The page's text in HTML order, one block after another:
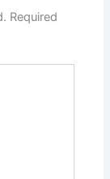
Required